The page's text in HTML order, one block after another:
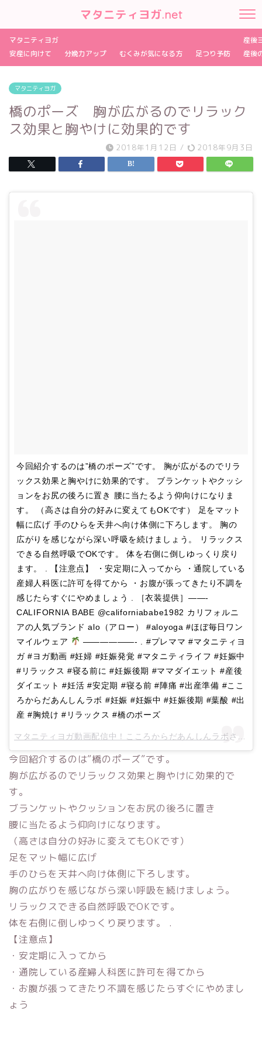
マタニティヨガ.net
マタニティヨガ
安産に向けて
分娩力アップ むくみが気になる方 足つり予防
産後
産後
マタニティヨガ
橋のポーズ 胸が広がるのでリラック
ス効果と胸やけに効果的です
2018年1月12日 / 2018年9月3日
今回紹介するのは”橋のポーズ”です。 胸が広がるのでリラ
ックス効果と胸やけに効果的です。 ブランケットやクッシ
ョンをお尻の後ろに置き 腰に当たるよう仰向けになりま
す。 （高さは自分の好みに変えてもOKです） 足をマット
幅に広げ 手のひらを天井へ向け体側に下ろします。 胸の
広がりを感じながら深い呼吸を続けましょう。 リラックス
できる自然呼吸でOKです。 体を右側に倒しゆっくり戻り
ます。 . 【注意点】 ・安定期に入ってから ・通院している
産婦人科医に許可を得てから ・お腹が張ってきたり不調を
感じたらすぐにやめましょう . ［衣装提供］——-
CALIFORNIA BABE @californiababe1982 カリフォルニ
アの人気ブランド alo（アロー） #aloyoga #ほぼ毎日ワン
マイルウェア
——————- . #プレママ #マタニティヨ
ガ #ヨガ動画 #妊婦 #妊娠発覚 #マタニティライフ #妊娠中
#リラックス #寝る前に #妊娠後期 #ママダイエット #産後
ダイエット #妊活 #安定期 #寝る前 #陣痛 #出産準備 #ここ
ろからだあんしんラボ #妊娠 #妊娠中 #妊娠後期 #葉酸 #出
産 #胸焼け #リラックス #橋のポーズ
マタニティヨガ動画配信中！こころからだあんしんラボ さん(@kokorokaradalab)がシェアした投稿 –
今回紹介するのは”橋のポーズ”です。
胸が広がるのでリラックス効果と胸やけに効果的で
す。
ブランケットやクッションをお尻の後ろに置き
腰に当たるよう仰向けになります。
（高さは自分の好みに変えてもOKです）
足をマット幅に広げ
手のひらを天井へ向け体側に下ろします。
胸の広がりを感じながら深い呼吸を続けましょう。
リラックスできる自然呼吸でOKです。
体を右側に倒しゆっくり戻ります。 .
【注意点】
・安定期に入ってから
・通院している産婦人科医に許可を得てから
・お腹が張ってきたり不調を感じたらすぐにやめまし
ょう